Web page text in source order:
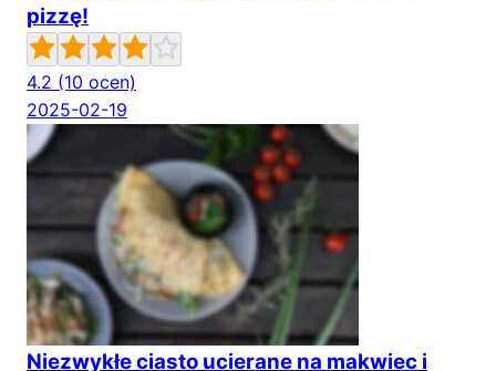
pizzę!
4.2 (10 ocen)
2025-02-19
Niezwykłe ciasto ucierane na makwiec i